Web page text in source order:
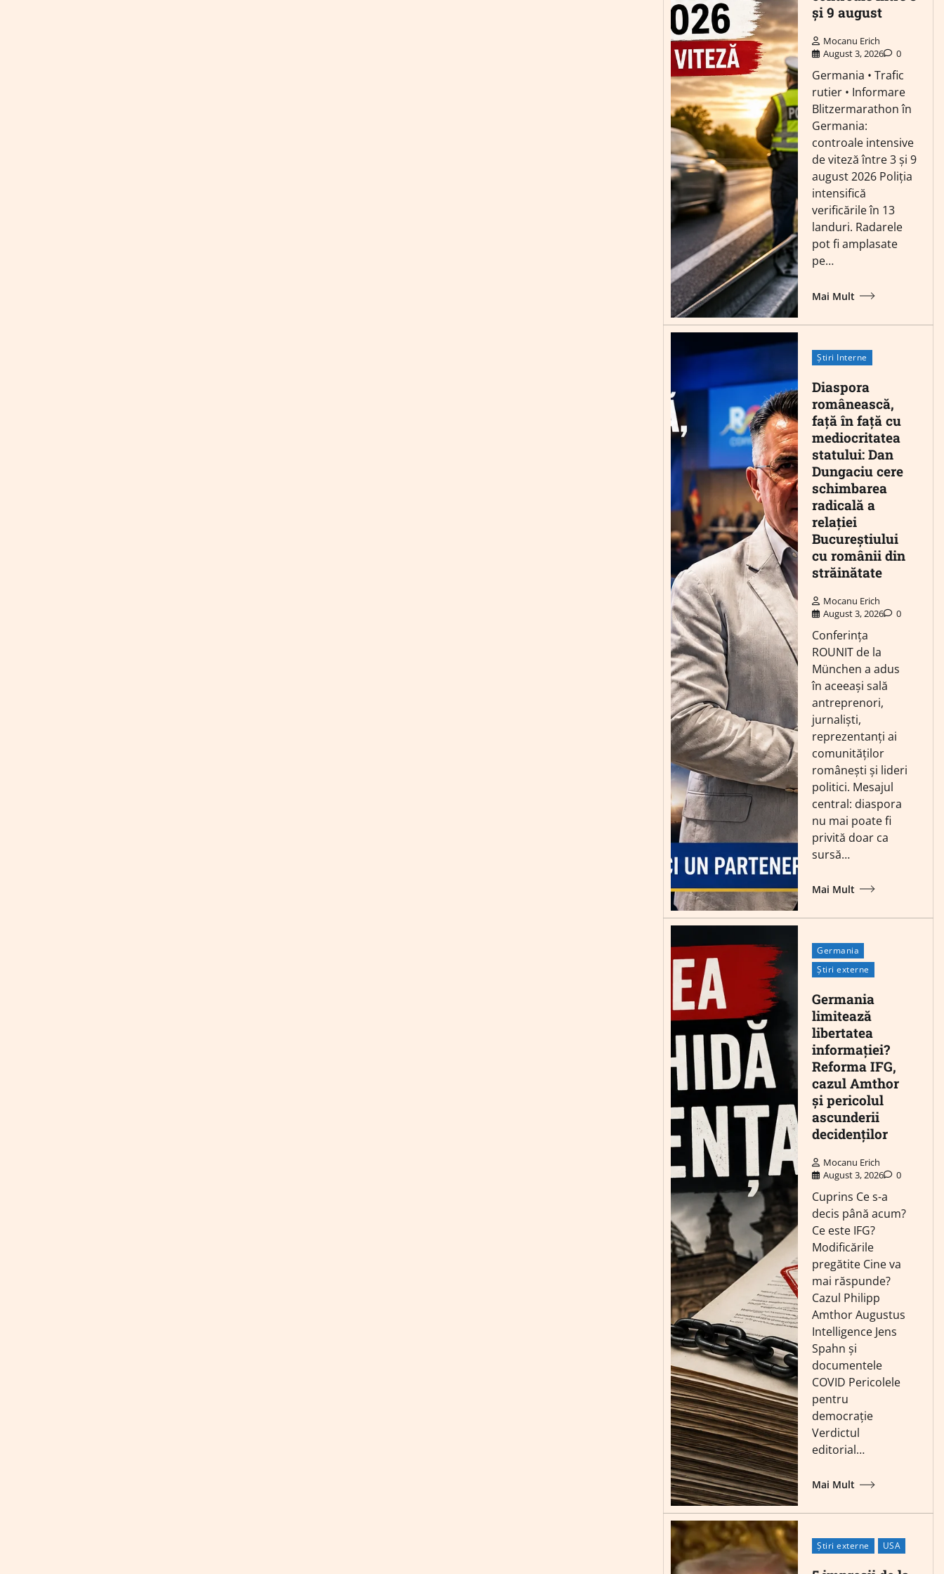
și 9 august
Mocanu Erich
August 3, 2026
0
Germania • Trafic
rutier • Informare
Blitzermarathon în
Germania:
controale intensive
de viteză între 3 și 9
august 2026 Poliția
intensifică
verificările în 13
landuri. Radarele
pot fi amplasate
pe…
Mai Mult
Știri Interne
Diaspora
românească,
față în față cu
mediocritatea
statului: Dan
Dungaciu cere
schimbarea
radicală a
relației
Bucureștiului
cu românii din
străinătate
Mocanu Erich
August 3, 2026
0
Conferința
ROUNIT de la
München a adus
în aceeași sală
antreprenori,
jurnaliști,
reprezentanți ai
comunităților
românești și lideri
politici. Mesajul
central: diaspora
nu mai poate fi
privită doar ca
sursă…
Mai Mult
Germania
Știri externe
Germania
limitează
libertatea
informației?
Reforma IFG,
cazul Amthor
și pericolul
ascunderii
decidenților
Mocanu Erich
August 3, 2026
0
Cuprins Ce s-a
decis până acum?
Ce este IFG?
Modificările
pregătite Cine va
mai răspunde?
Cazul Philipp
Amthor Augustus
Intelligence Jens
Spahn și
documentele
COVID Pericolele
pentru
democrație
Verdictul
editorial…
Mai Mult
Știri externe USA